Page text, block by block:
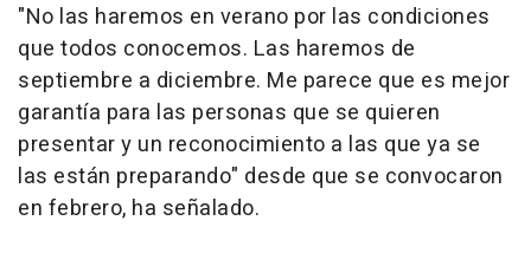
"No las haremos en verano por las condiciones
que todos conocemos. Las haremos de
septiembre a diciembre. Me parece que es mejor
garantía para las personas que se quieren
presentar y un reconocimiento a las que ya se
las están preparando" desde que se convocaron
en febrero, ha señalado.